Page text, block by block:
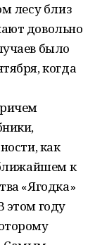
лесу близ
довольно
было
когда
как
к
«Ягодка»
этом году